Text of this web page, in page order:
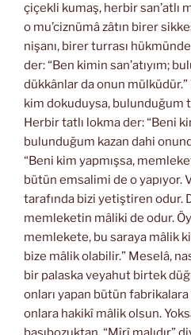
çiçekli kumaş, herbir san’atlı
o mu’ciznümâ zâtın birer
nişanı, birer turrası
der: “Ben kimin san’atıyım;
dükkânlar da onun mülküdür.”
kim dokuduysa, bulunduğum
Herbir tatlı lokma der: “Beni
bulunduğum kazan dahi
“Beni kim yapmışsa,
bütün emsalimi de o
tarafında bizi yetiştiren odur.
memleketin mâliki de odur.
memlekete, bu saraya mâlik
bize mâlik olabilir.” Meselâ,
bir palaska veyahut birtek
onları yapan bütün fabrikalara
onlara hakikî mâlik olsun.